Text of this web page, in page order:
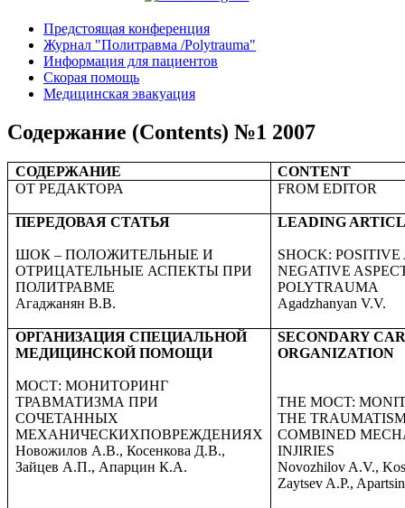
Предстоящая конференция
Журнал "Политравма /Polytrauma"
Информация для пациентов
Скорая помощь
Медицинская эвакуация
Содержание (Contents) №1 2007
СОДЕРЖАНИЕ
CONTENT
ОТ РЕДАКТОРА
FROM EDITOR
ПЕРЕДОВАЯ СТАТЬЯ
ШОК – ПОЛОЖИТЕЛЬНЫЕ И
ОТРИЦАТЕЛЬНЫЕ АСПЕКТЫ ПРИ
ПОЛИТРАВМЕ
Агаджанян В.В.
LEADING
SHOCK:
NEGATIVE
POLYTRAUMA
Agadzhanyan V.V.
ОРГАНИЗАЦИЯ СПЕЦИАЛЬНОЙ
МЕДИЦИНСКОЙ ПОМОЩИ
МОСТ: МОНИТОРИНГ
ТРАВМАТИЗМА ПРИ
СОЧЕТАННЫХ
МЕХАНИЧЕСКИХПОВРЕЖДЕНИЯХ
Новожилов А.В., Косенкова Д.В.,
Зайцев А.П., Апарцин К.А.
SECONDARY
ORGANIZATION
THE MOCT:
THE
COMBINED
INJIRIES
Novozhilov A.V.,
Zaytsev A.P.,